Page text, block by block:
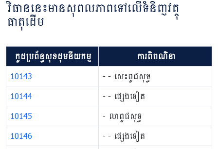
វិធាននេះមានសុពលភាពទៅលើទំនិញវត្ថុ
ធាតុដើម
កូដប្រព័ន្ធសុខដុមនីយកម្ម ការពិពណ៌នា
10143 ​​​- ​​​- សេះពូជ​សុទ្ធ
10144 ​​​- ​​​- ផ្សេងទៀត
10145 ​​​- លា​ពូជសុទ្ធ
10146 ​​​- ​​​- ផ្សេងទៀត